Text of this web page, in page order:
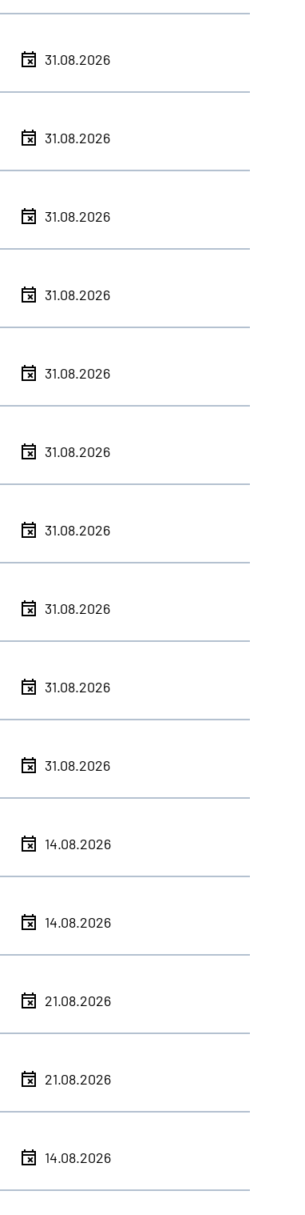
31.08.2026
31.08.2026
31.08.2026
31.08.2026
31.08.2026
31.08.2026
31.08.2026
31.08.2026
31.08.2026
31.08.2026
14.08.2026
14.08.2026
21.08.2026
21.08.2026
14.08.2026